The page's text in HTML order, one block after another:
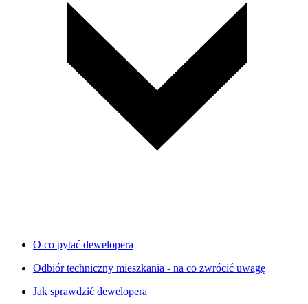
O co pytać dewelopera
Odbiór techniczny mieszkania - na co zwrócić uwagę
Jak sprawdzić dewelopera